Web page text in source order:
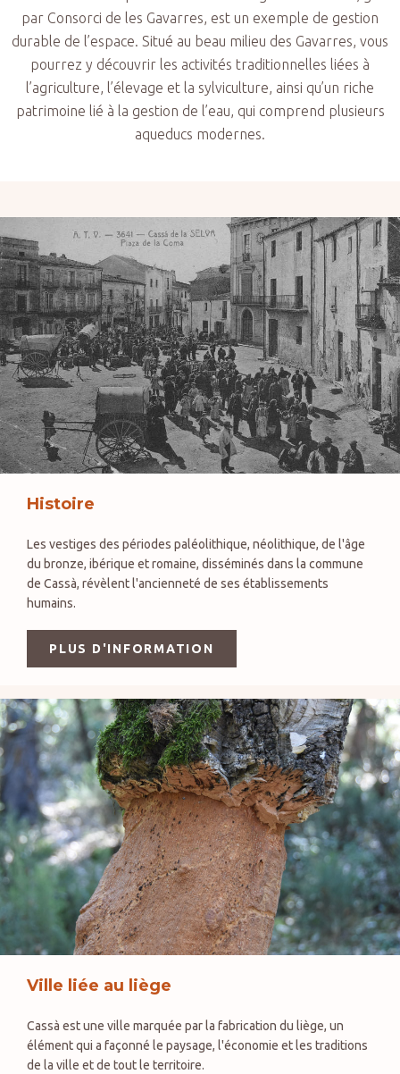
par Consorci de les Gavarres, est un exemple de gestion
durable de l’espace. Situé au beau milieu des Gavarres, vous
pourrez y découvrir les activités traditionnelles liées à
l’agriculture, l’élevage et la sylviculture, ainsi qu’un riche
patrimoine lié à la gestion de l’eau, qui comprend plusieurs
aqueducs modernes.
Histoire
Les vestiges des périodes paléolithique, néolithique, de l'âge
du bronze, ibérique et romaine, disséminés dans la commune
de Cassà, révèlent l'ancienneté de ses établissements
humains.
PLUS D'INFORMATION
Ville liée au liège
Cassà est une ville marquée par la fabrication du liège, un
élément qui a façonné le paysage, l'économie et les traditions
de la ville et de tout le territoire.